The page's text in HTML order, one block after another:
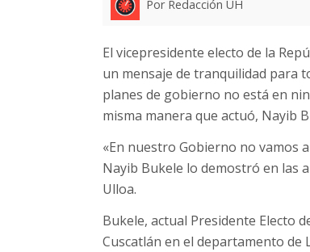
Por Redacción UH
El vicepresidente electo de la
un mensaje de tranquilidad para
planes de gobierno no está en
misma manera que actuó, Nayib
«En nuestro Gobierno no vamos
Nayib Bukele lo demostró en las
Ulloa.
Bukele, actual Presidente Electo
Cuscatlán en el departamento